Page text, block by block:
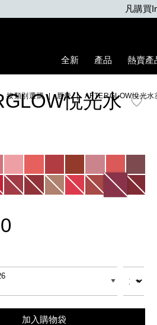
凡購買
全新
產品 熱賣產
按類別選購 唇膏 AFTERGLOW悅光水
悅光水
數量
加入購物袋